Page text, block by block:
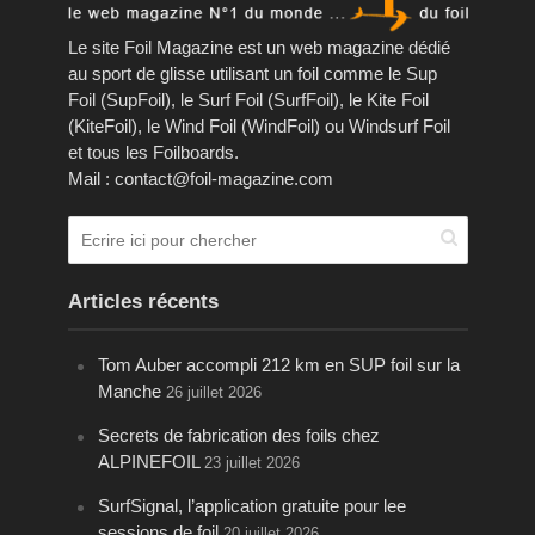
Le site Foil Magazine est un web magazine dédié
au sport de glisse utilisant un foil comme le Sup
Foil (SupFoil), le Surf Foil (SurfFoil), le Kite Foil
(KiteFoil), le Wind Foil (WindFoil) ou Windsurf Foil
et tous les Foilboards.
Mail : contact@foil-magazine.com
Articles récents
Tom Auber accompli 212 km en SUP foil sur la
Manche 26 juillet 2026
Secrets de fabrication des foils chez
ALPINEFOIL 23 juillet 2026
SurfSignal, l’application gratuite pour lee